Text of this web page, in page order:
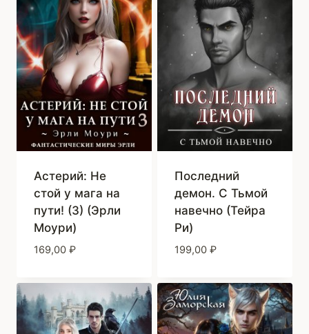
Астерий: Не
стой у мага на
пути! (3) (Эрли
Моури)
169,00 ₽
Последний
демон. С Тьмой
навечно (Тейра
Ри)
199,00 ₽